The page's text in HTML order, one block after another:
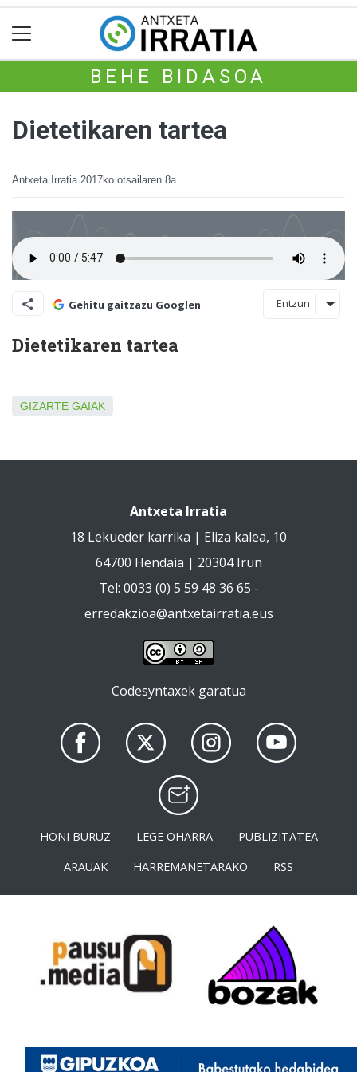
BEHE BIDASOA
Dietetikaren tartea
Antxeta Irratia 2017ko otsailaren 8a
Gehitu gaitzazu Googlen Entzun
Dietetikaren tartea
GIZARTE GAIAK
Antxeta Irratia
18 Lekueder karrika | Eliza kalea, 10
64700 Hendaia | 20304 Irun
Tel: 0033 (0) 5 59 48 36 65 -
erredakzioa@antxetairratia.eus
Codesyntaxek garatua
HONI BURUZ LEGE OHARRA
PUBLIZITATEA
ARAUAK
HARREMANETARAKO RSS